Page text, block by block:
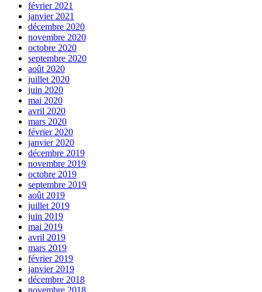
février 2021
janvier 2021
décembre 2020
novembre 2020
octobre 2020
septembre 2020
août 2020
juillet 2020
juin 2020
mai 2020
avril 2020
mars 2020
février 2020
janvier 2020
décembre 2019
novembre 2019
octobre 2019
septembre 2019
août 2019
juillet 2019
juin 2019
mai 2019
avril 2019
mars 2019
février 2019
janvier 2019
décembre 2018